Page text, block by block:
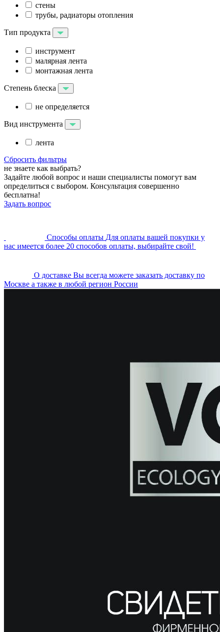
стены
трубы, радиаторы отопления
Тип продукта
инструмент
малярная лента
монтажная лента
Степень блеска
не определяется
Вид инструмента
лента
Сбросить фильтры
не знаете как выбрать?
Задайте любой вопрос и наши специалисты помогут вам
определиться с выбором. Консультация совершенно
бесплатна!
Задать вопрос
Cпособы оплаты Для оплаты вашей покупки у
нас имеется более 20 способов оплаты, выбирайте свой!
О доставке Вы всегда можете заказать доставку по
Москве а также в любой регион России